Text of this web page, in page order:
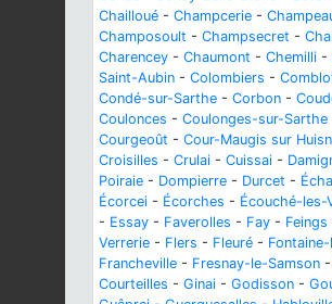
Chailloué - Champcerie -
Champosoult - Champsecret -
Charencey - Chaumont - Chemilli -
Saint-Aubin - Colombiers -
Condé-sur-Sarthe - Corbon -
Coulonces - Coulonges-sur-Sarthe
Courgeoût - Cour-Maugis sur
Croisilles - Crulai - Cuissai -
Poiraie - Dompierre - Durcet -
Écorcei - Écorches - Écouché-les-
- Essay - Faverolles - Fay - Feings
Verrerie - Flers - Fleuré -
Francheville - Fresnay-le-Samson -
Courteilles - Ginai - Godisson -